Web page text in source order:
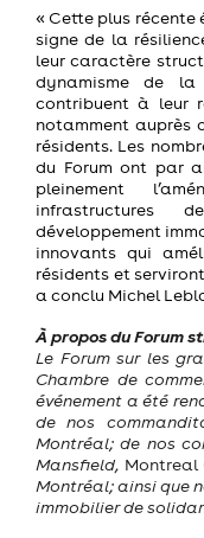
« Cette plus récente
signe de la
leur caractère
dynamisme de
contribuent à leur
notamment auprès
résidents. Les
du Forum ont par
pleinement
infrastructures
développement
innovants qui
résidents et
a conclu Michel
À propos du Forum
Le Forum sur les
Chambre de
événement a été
de nos
Montréal; de nos
Mansfield, Montreal
Montréal; ainsi que
immobilier de